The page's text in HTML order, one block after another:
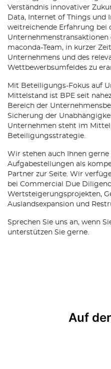
Verständnis innovativer
Data, Internet of Things und
weitreichende Erfahrung bei
maconda-Team, in kurzer
Unternehmens und des
Wettbewerbsumfeldes zu
Mit Beteiligungs-Fokus auf
Mittelstand ist BPE seit
Bereich der
Sicherung der
Unternehmen steht im
Beteiligungsstrategie.
Wir stehen auch Ihnen
Aufgabestellungen als
Partner zur Seite. Wir
bei Commercial Due
Wertsteigerungsprojekten,
Auslandsexpansion und
Sprechen Sie uns an, wenn
unterstützen Sie gerne.
Auf